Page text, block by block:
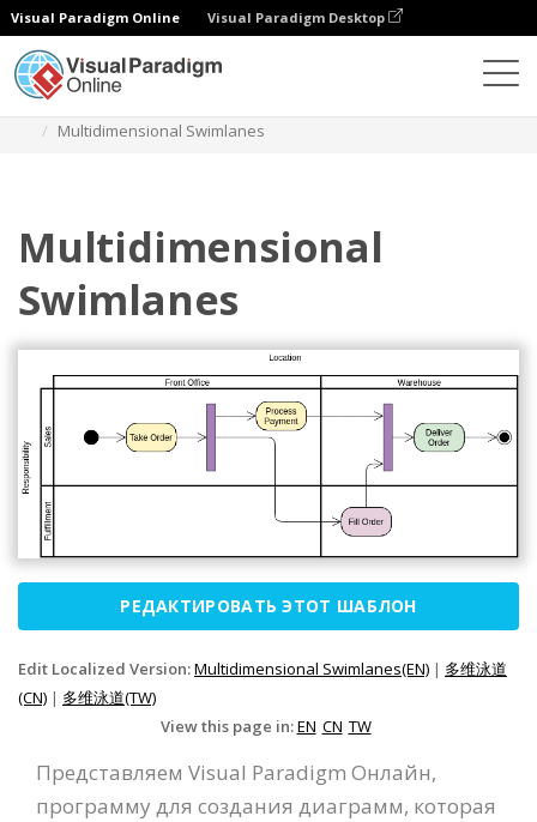
Visual Paradigm Online Visual Paradigm Desktop
Multidimensional Swimlanes
Multidimensional
Swimlanes
РЕДАКТИРОВАТЬ ЭТОТ ШАБЛОН
Edit Localized Version:Multidimensional Swimlanes(EN) | 多维泳道
(CN) | 多维泳道(TW)
View this page in:EN CN TW
Представляем Visual Paradigm Онлайн,
программу для создания диаграмм, которая